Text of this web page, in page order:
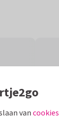
vancookies